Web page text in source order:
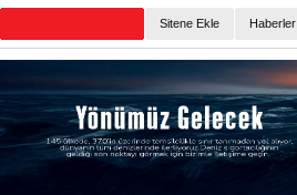
Sitene Ekle Haberler